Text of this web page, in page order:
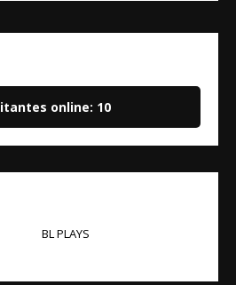
online: 10
BL PLAYS